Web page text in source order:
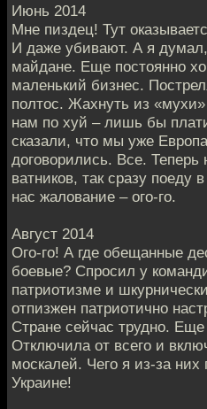
Июнь 2014
Мне пиздец! Тут
И даже убивают. А я думал,
майдане. Еще постоянно
маленький бизнес.
полтос. Жахнуть из
нам по хуй – лишь бы
сказали, что мы уже
договорились. Все. Теперь
ватников, так сразу поеду
нас жалование – ого-го.
Август 2014
Ого-го! А где обещанные
боевые? Спросил у
патриотизме и
отпизжен патриотично
Стране сейчас трудно.
Отключила от всего и
москалей. Чего я из-за
Украине!